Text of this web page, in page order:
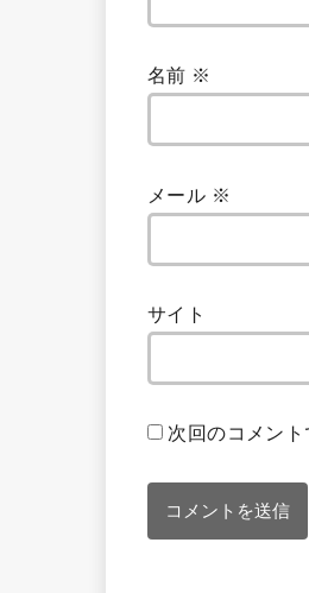
名前 ※
メール ※
サイト
次回のコメン